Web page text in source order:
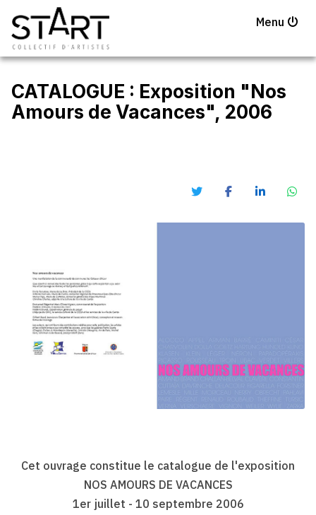
Menu
CATALOGUE : Exposition "Nos
Amours de Vacances", 2006
Cet ouvrage constitue le catalogue de l'exposition
NOS AMOURS DE VACANCES
1er juillet - 10 septembre 2006